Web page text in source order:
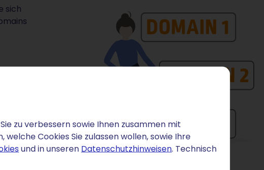
zu verbessern sowie Ihnen zusammen mit
welche Cookies Sie zulassen wollen, sowie Ihre
und in unseren Datenschutzhinweisen. Technisch
sich